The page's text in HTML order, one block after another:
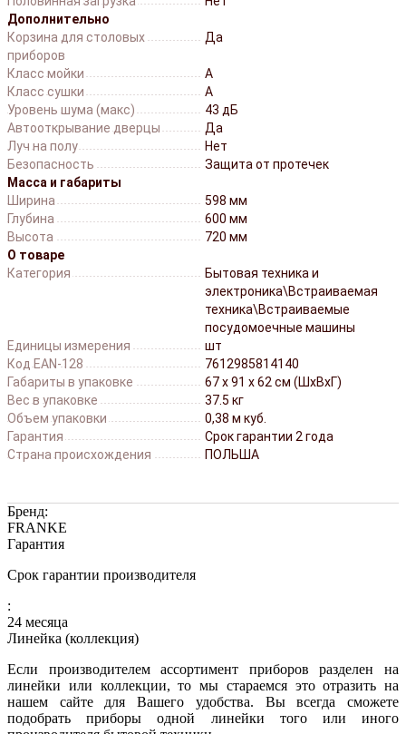
Дополнительно
Корзина для столовых
приборов
Да
Класс мойки
A
Класс сушки
A
Уровень шума (макс)
43 дБ
Автооткрывание дверцы
Да
Луч на полу
Нет
Безопасность
Защита от протечек
Масса и габариты
Ширина
598 мм
Глубина
600 мм
Высота
720 мм
О товаре
Категория
Бытовая техника и
электроника\Встраиваемая
техника\Встраиваемые
посудомоечные машины
Единицы измерения
шт
Код EAN-128
7612985814140
Габариты в упаковке
67 x 91 x 62 см (ШхВхГ)
Вес в упаковке
37.5 кг
Объем упаковки
0,38 м куб.
Гарантия
Срок гарантии 2 года
Страна происхождения
ПОЛЬША
Бренд:
FRANKE
Гарантия
Срок гарантии производителя
:
24 месяца
Линейка (коллекция)
Если производителем ассортимент приборов разделен на
линейки или коллекции, то мы стараемся это отразить на
нашем сайте для Вашего удобства. Вы всегда сможете
подобрать приборы одной линейки того или иного